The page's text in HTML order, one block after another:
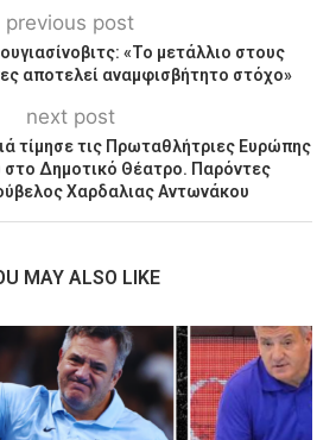
previous post
«Το μετάλλιο στους
αποτελεί αναμφισβήτητο στόχο»
next post
τίμησε τις Πρωταθλήτριες Ευρώπης
στο Δημοτικό Θέατρο. Παρόντες
Χαρδαλιας Αντωνάκου
MAY ALSO LIKE